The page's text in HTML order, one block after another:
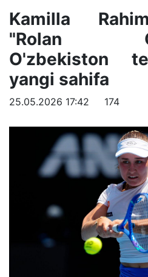
Kamilla
"Rolan
O'zbekiston
yangi sahifa
25.05.2026 17:42 174